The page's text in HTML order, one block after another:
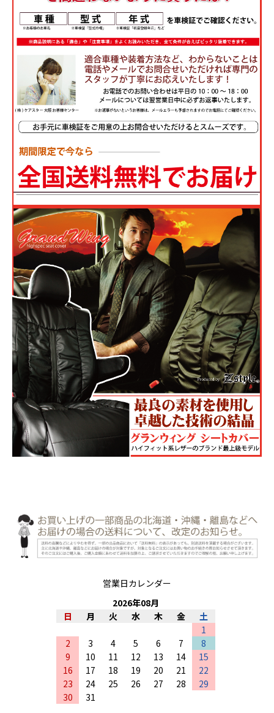
営業日カレンダー
2026年08月
日
月 火 水 木 金
土
1
2
3 4 5 6 7
8
9
10 11 12 13 14
15
16
17 18 19 20 21
22
23
24 25 26 27 28
29
30
31